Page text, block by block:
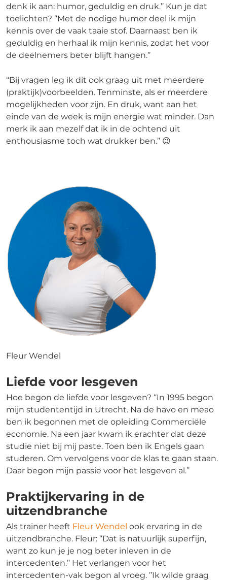
denk ik aan: humor, geduldig en druk.’’ Kun je dat
toelichten? ‘‘Met de nodige humor deel ik mijn
kennis over de vaak taaie stof. Daarnaast ben ik
geduldig en herhaal ik mijn kennis, zodat het voor
de deelnemers beter blijft hangen.’’
‘‘Bij vragen leg ik dit ook graag uit met meerdere
(praktijk)voorbeelden. Tenminste, als er meerdere
mogelijkheden voor zijn. En druk, want aan het
einde van de week is mijn energie wat minder. Dan
merk ik aan mezelf dat ik in de ochtend uit
enthousiasme toch wat drukker ben.’’ 😉
Fleur Wendel
Liefde voor lesgeven
Hoe begon de liefde voor lesgeven? ‘‘In 1995 begon
mijn studententijd in Utrecht. Na de havo en meao
ben ik begonnen met de opleiding Commerciële
economie. Na een jaar kwam ik erachter dat deze
studie niet bij mij paste. Toen ben ik Engels gaan
studeren. Om vervolgens voor de klas te gaan staan.
Daar begon mijn passie voor het lesgeven al.’’
Praktijkervaring in de
uitzendbranche
Als trainer heeft Fleur Wendel ook ervaring in de
uitzendbranche. Fleur: ‘‘Dat is natuurlijk superfijn,
want zo kun je je nog beter inleven in de
intercedenten.’’ Het verlangen voor het
intercedenten-vak begon al vroeg. ’’Ik wilde graag